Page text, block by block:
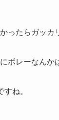
ったらガッカ
ボレーなんか
ね。